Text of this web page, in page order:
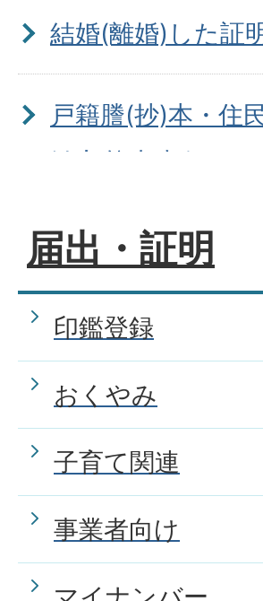
結婚(離婚)した証
戸籍謄(抄)本・住
はありますか
独身であるとい
パスポートを申
か。
パスポートを紛
パスポートの受
届出・証明
印鑑登録
おくやみ
子育て関連
事業者向け